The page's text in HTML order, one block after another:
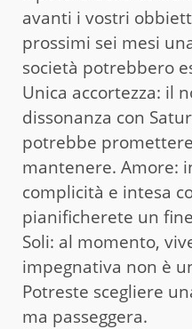
avanti i vostri
prossimi sei mesi
società potrebbero
Unica accortezza: il
dissonanza con
potrebbe
mantenere. Amore:
complicità e intesa
pianificherete un
Soli: al momento,
impegnativa non è
Potreste scegliere
ma passeggera.